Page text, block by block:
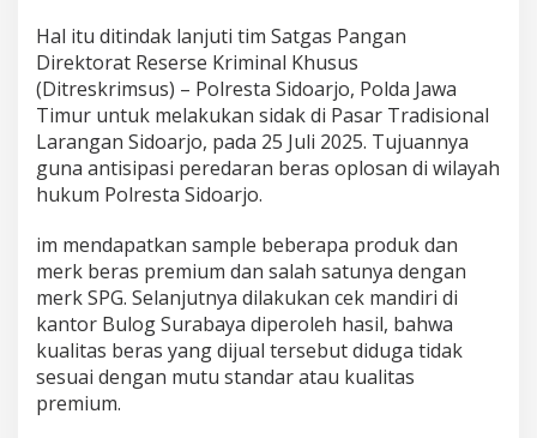
d
a
P
e
r
m
a
i
a
S
o
a
l
M
u
Hal itu ditindak lanjuti tim Satgas Pangan
Direktorat Reserse Kriminal Khusus
(Ditreskrimsus) – Polresta Sidoarjo, Polda Jawa
Timur untuk melakukan sidak di Pasar Tradisional
Larangan Sidoarjo, pada 25 Juli 2025. Tujuannya
guna antisipasi peredaran beras oplosan di wilayah
hukum Polresta Sidoarjo.
im mendapatkan sample beberapa produk dan
merk beras premium dan salah satunya dengan
merk SPG. Selanjutnya dilakukan cek mandiri di
kantor Bulog Surabaya diperoleh hasil, bahwa
kualitas beras yang dijual tersebut diduga tidak
sesuai dengan mutu standar atau kualitas
premium.